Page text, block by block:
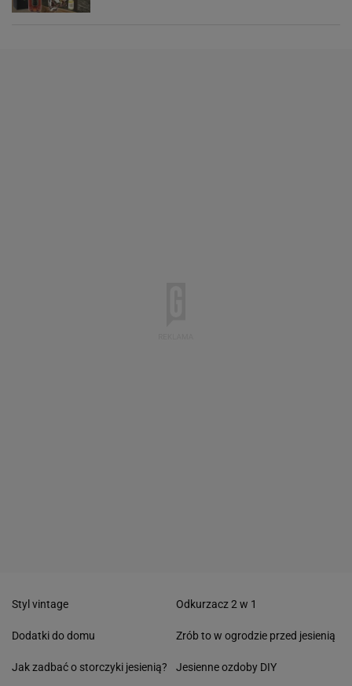
Styl vintage
Dodatki do domu
Jak zadbać o storczyki jesienią?
Odkurzacz 2 w 1
Zrób to w ogrodzie przed jesienią
Jesienne ozdoby DIY